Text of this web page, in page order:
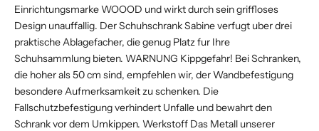
Einrichtungsmarke WOOOD und wirkt durch sein griffloses
Design unauffallig. Der Schuhschrank Sabine verfugt uber drei
praktische Ablagefacher, die genug Platz fur Ihre
Schuhsammlung bieten. WARNUNG Kippgefahr! Bei Schranken,
die hoher als 50 cm sind, empfehlen wir, der Wandbefestigung
besondere Aufmerksamkeit zu schenken. Die
Fallschutzbefestigung verhindert Unfalle und bewahrt den
Schrank vor dem Umkippen. Werkstoff Das Metall unserer